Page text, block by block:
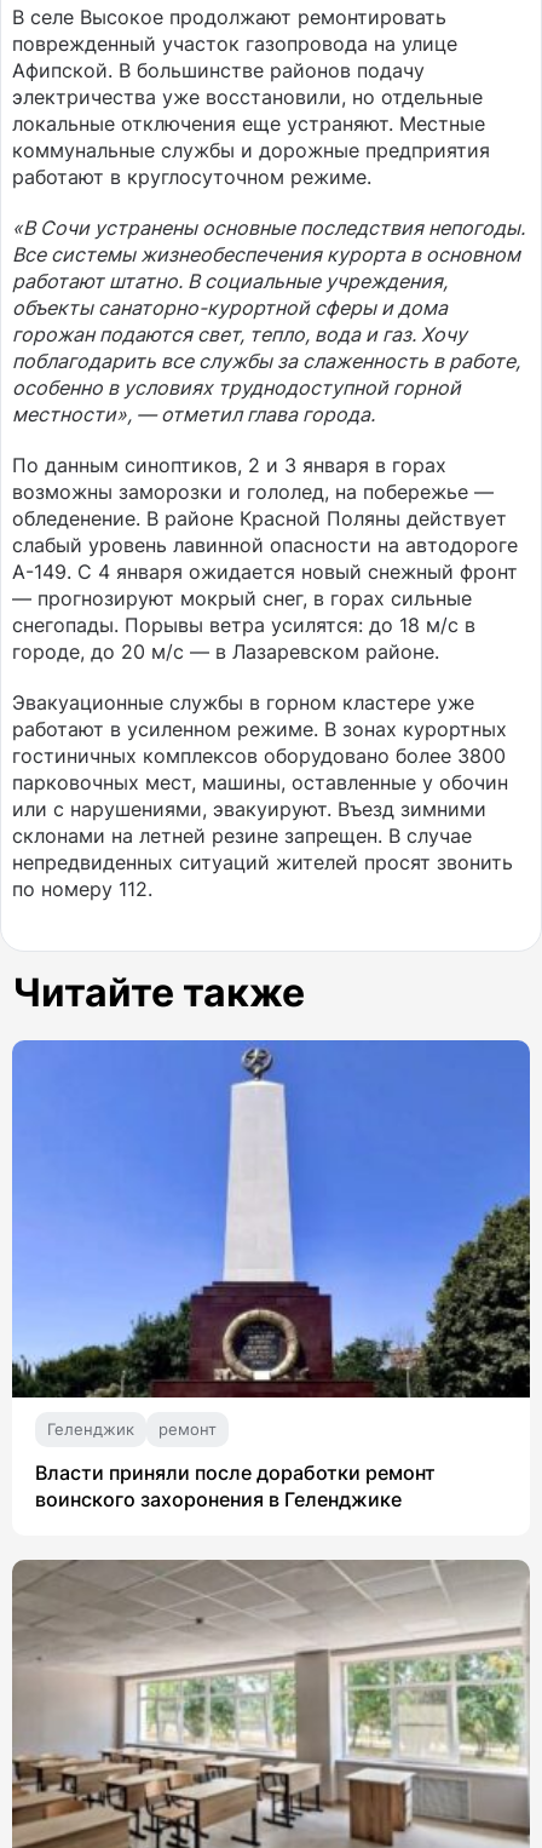
В селе Высокое продолжают ремонтировать
поврежденный участок газопровода на улице
Афипской. В большинстве районов подачу
электричества уже восстановили, но отдельные
локальные отключения еще устраняют. Местные
коммунальные службы и дорожные предприятия
работают в круглосуточном режиме.
«В Сочи устранены основные последствия непогоды.
Все системы жизнеобеспечения курорта в основном
работают штатно. В социальные учреждения,
объекты санаторно-курортной сферы и дома
горожан подаются свет, тепло, вода и газ. Хочу
поблагодарить все службы за слаженность в работе,
особенно в условиях труднодоступной горной
местности», — отметил глава города.
По данным синоптиков, 2 и 3 января в горах
возможны заморозки и гололед, на побережье —
обледенение. В районе Красной Поляны действует
слабый уровень лавинной опасности на автодороге
А-149. С 4 января ожидается новый снежный фронт
— прогнозируют мокрый снег, в горах сильные
снегопады. Порывы ветра усилятся: до 18 м/с в
городе, до 20 м/с — в Лазаревском районе.
Эвакуационные службы в горном кластере уже
работают в усиленном режиме. В зонах курортных
гостиничных комплексов оборудовано более 3800
парковочных мест, машины, оставленные у обочин
или с нарушениями, эвакуируют. Въезд зимними
склонами на летней резине запрещен. В случае
непредвиденных ситуаций жителей просят звонить
по номеру 112.
Читайте также
Геленджик ремонт
Власти приняли после доработки ремонт
воинского захоронения в Геленджике